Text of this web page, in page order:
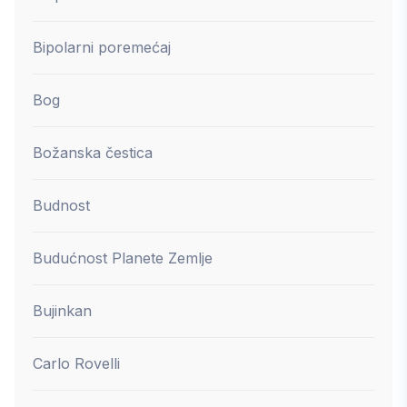
Bipolarni poremećaj
Bog
Božanska čestica
Budnost
Budućnost Planete Zemlje
Bujinkan
Carlo Rovelli